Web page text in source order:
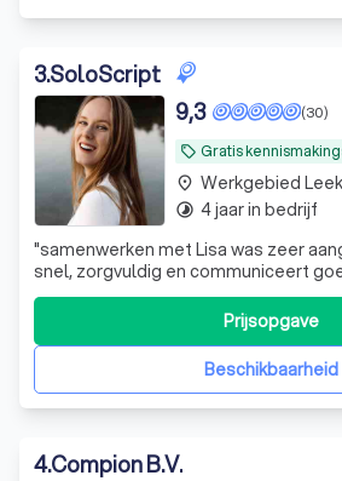
3.SoloScript
local_offer Gratis
(30)
9,3
"samenwerken met Lisa was zeer
snel, zorgvuldig en communiceert
aanrader voor wie op zoek is naar
Beschikbaarheid
Prijsopgave
place Werkgebied Leek
timelapse 4 jaar in bedrijf
4.Compion B.V.